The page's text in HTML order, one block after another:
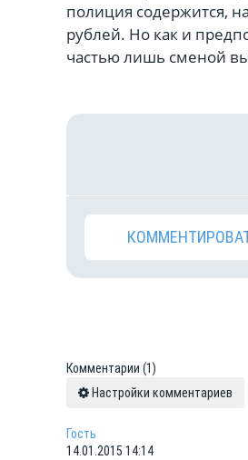
полиция содержится,
рублей. Но как и
частью лишь сменой
Комментарии(1)
Настройки комментариев
Гость
14.01.2015 14:14